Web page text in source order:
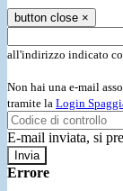
button close ×
all'indirizzo indicato
Non hai una e-mail
tramite la Login
E-mail inviata, si
Errore